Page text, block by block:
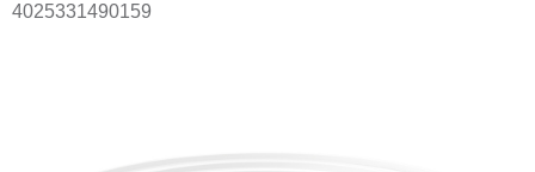
4025331490159